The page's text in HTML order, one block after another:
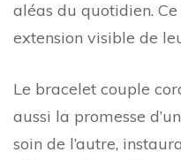
aléas du quotidien.
extension visible de
Le bracelet couple
aussi la promesse
soin de l’autre,